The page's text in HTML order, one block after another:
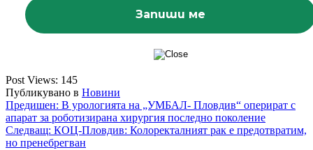
Post Views: 145
Публикувано в Новини
Навигация
Предишен: В урологията на „УМБАЛ- Пловдив“ оперират с
апарат за роботизирана хирургия последно поколение
Следващ: КОЦ-Пловдив: Колоректалният рак е предотвратим,
но пренебрегван